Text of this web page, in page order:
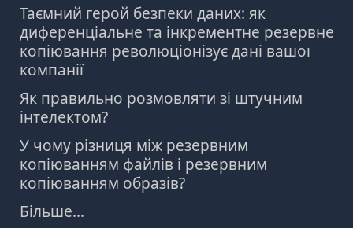
Таємний герой безпеки даних: як
диференціальне та інкрементне резервне
копіювання революціонізує дані вашої
компанії
Як правильно розмовляти зі штучним
інтелектом?
У чому різниця між резервним
копіюванням файлів і резервним
копіюванням образів?
Більше...